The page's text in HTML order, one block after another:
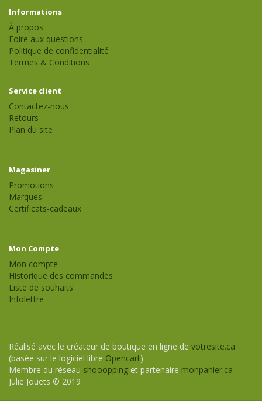
Informations
À propos
Foire aux questions
Politique de confidentialité
Termes & Conditions
Service client
Contactez-nous
Retours
Plan du site
Magasiner
Promotions
Marques
Certificats-cadeaux
Mon Compte
Mon compte
Historique des commandes
Liste de souhaits
Infolettre
Réalisé avec le créateur de boutique en ligne de votresite.ca
(basée sur le logiciel libre Opencart)
Membre du réseau shooopping et partenaire monpanier.ca
Julie Jouets © 2019